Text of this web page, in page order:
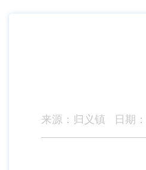
来源：归义镇 日期